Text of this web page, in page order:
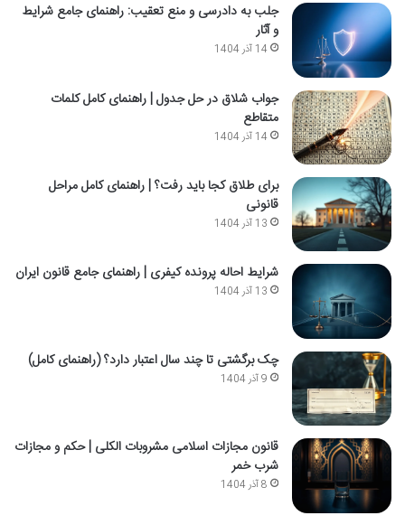
جلب به دادرسی و منع تعقیب: راهنمای جامع شرایط
و آثار
14 آذر 1404
جواب شلاق در حل جدول | راهنمای کامل کلمات
متقاطع
14 آذر 1404
برای طلاق کجا باید رفت؟ | راهنمای کامل مراحل
قانونی
13 آذر 1404
شرایط احاله پرونده کیفری | راهنمای جامع قانون ایران
13 آذر 1404
چک برگشتی تا چند سال اعتبار دارد؟ (راهنمای کامل)
9 آذر 1404
قانون مجازات اسلامی مشروبات الکلی | حکم و مجازات
شرب خمر
8 آذر 1404